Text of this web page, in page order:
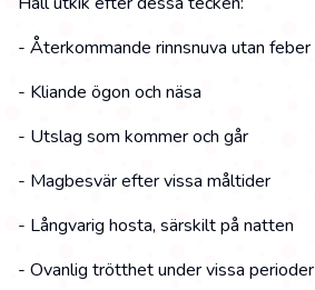
- Återkommande rinnsnuva utan feber
- Kliande ögon och näsa
- Utslag som kommer och går
- Magbesvär efter vissa måltider
- Långvarig hosta, särskilt på natten
- Ovanlig trötthet under vissa perioder